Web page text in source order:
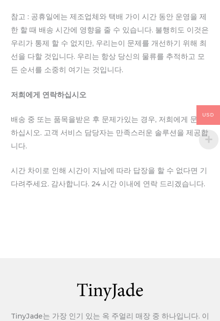
참고 : 공휴일에는 제조업체와 택배 가이 시간 동안 운영을 제
한 할 때 배송 시간에 영향을 줄 수 있습니다. 불행히도 이것은
우리가 통제 할 수 없지만, 우리는이 문제를 개선하기 위해 최
선을 다할 것입니다. 우리는 항상 당신의 물류를 추적하고 모
든 순서를 소중히 여기는 것입니다.
저희에게 연락하십시오
배송 중 또는 품목을받은 후 문제가있는 경우, 저희에게 문의
하십시오. 고객 서비스 담당자는 만족스러운 솔루션을 제공합
니다.
시간 차이로 인해 시간이 지남에 따라 답장을 할 수 없다면 기
다려주세요. 감사합니다. 24 시간 이내에 연락 드리겠습니다.
TinyJade는 가장 인기 있는 옥 주얼리 매장 중 하나입니다. 이
USD